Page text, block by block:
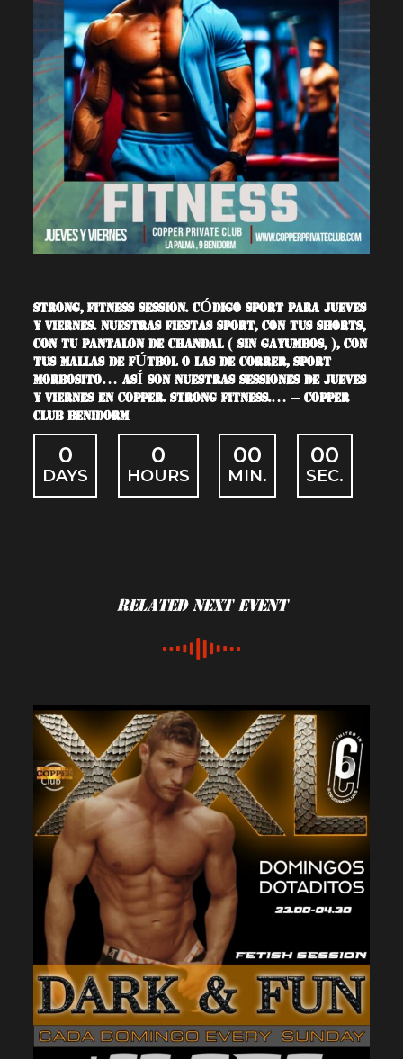
STRONG, FITNESS SESSION. CÓDIGO SPORT PARA JUEVES
Y VIERNES. NUESTRAS FIESTAS SPORT, CON TUS SHORTS,
CON TU PANTALON DE CHANDAL ( SIN GAYUMBOS, ), CON
TUS MALLAS DE FÚTBOL O LAS DE CORRER, SPORT
MORBOSITO… ASÍ SON NUESTRAS SESSIONES DE JUEVES
Y VIERNES EN COPPER. STRONG FITNESS.… – COPPER
CLUB BENIDORM
0
DAYS
0
HOURS
00
MIN.
00
SEC.
Related Next Event